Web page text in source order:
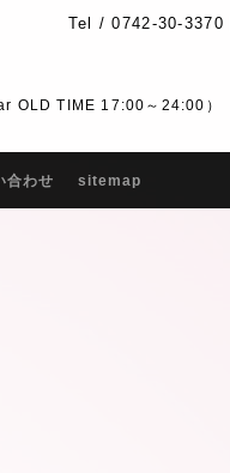
Tel / 0742-30-3370
OLD TIME 17:00～24:00）
合わせ sitemap